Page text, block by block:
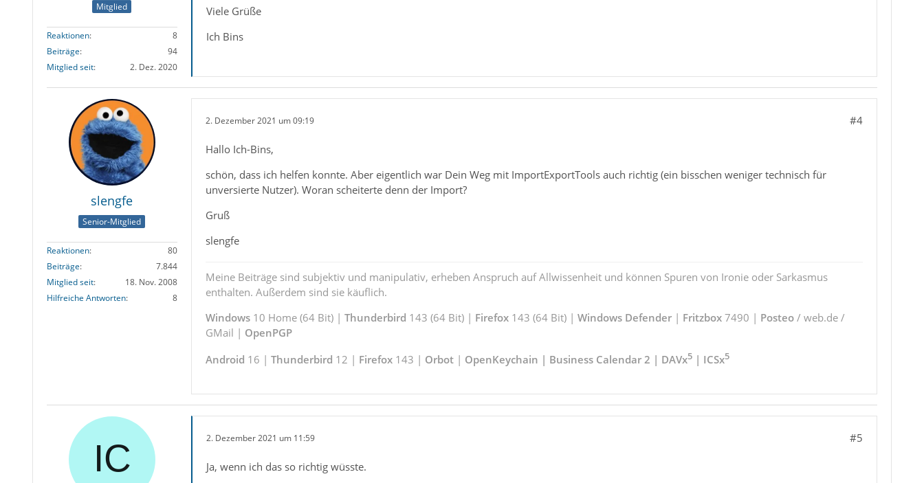
Mitglied
Reaktionen
8
Beiträge
94
Mitglied seit
2. Dez. 2020
Viele Grüße
Ich Bins
slengfe
Senior-Mitglied
Reaktionen
80
Beiträge
7.844
Mitglied seit
18. Nov. 2008
Hilfreiche Antworten
8
2. Dezember 2021 um 09:19 #4
Hallo Ich-Bins,
schön, dass ich helfen konnte. Aber eigentlich war Dein Weg mit ImportExportTools auch richtig (ein bisschen weniger technisch für
unversierte Nutzer). Woran scheiterte denn der Import?
Gruß
slengfe
Meine Beiträge sind subjektiv und manipulativ, erheben Anspruch auf Allwissenheit und können Spuren von Ironie oder Sarkasmus
enthalten. Außerdem sind sie käuflich.
Windows10 Home (64 Bit) | Thunderbird 143 (64 Bit) | Firefox143 (64 Bit) | Windows Defender| Fritzbox7490 | Posteo/ web.de /
GMail | OpenPGP
Android 16 | Thunderbird 12 | Firefox143 | Orbot| OpenKeychain | Business Calendar 2 | DAVx5| ICSx5
2. Dezember 2021 um 11:59 #5
Ja, wenn ich das so richtig wüsste.